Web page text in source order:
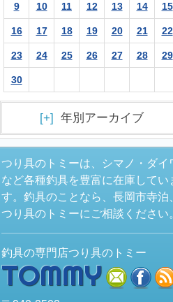
9 10 11 12 13 14 15
16 17 18 19 20 21 22
23 24 25 26 27 28 29
30
[+] 年別アーカイブ
つり具のトミーは、シマノ・ダイ
など各種釣具を豊富に在庫してい
す。釣具のことなら、長岡市寺泊
つり具のトミーにご相談ください
釣具の専門店つり具のトミー
TOMMY mail